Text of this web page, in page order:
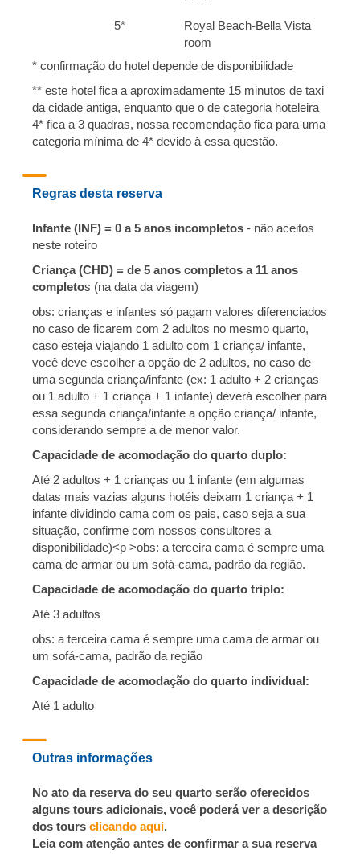
5*
Royal Beach-Bella Vista
room
* confirmação do hotel depende de disponibilidade
** este hotel fica a aproximadamente 15 minutos de taxi
da cidade antiga, enquanto que o de categoria hoteleira
4* fica a 3 quadras, nossa recomendação fica para uma
categoria mínima de 4* devido à essa questão.
Regras desta reserva
Infante (INF) = 0 a 5 anos incompletos - não aceitos
neste roteiro
Criança (CHD) = de 5 anos completos a 11 anos
completos (na data da viagem)
obs: crianças e infantes só pagam valores diferenciados
no caso de ficarem com 2 adultos no mesmo quarto,
caso esteja viajando 1 adulto com 1 criança/ infante,
você deve escolher a opção de 2 adultos, no caso de
uma segunda criança/infante (ex: 1 adulto + 2 crianças
ou 1 adulto + 1 criança + 1 infante) deverá escolher para
essa segunda criança/infante a opção criança/ infante,
considerando sempre a de menor valor.
Capacidade de acomodação do quarto duplo:
Até 2 adultos + 1 crianças ou 1 infante (em algumas
datas mais vazias alguns hotéis deixam 1 criança + 1
infante dividindo cama com os pais, caso seja a sua
situação, confirme com nossos consultores a
disponibilidade)<p >obs: a terceira cama é sempre uma
cama de armar ou um sofá-cama, padrão da região.
Capacidade de acomodação do quarto triplo:
Até 3 adultos
obs: a terceira cama é sempre uma cama de armar ou
um sofá-cama, padrão da região
Capacidade de acomodação do quarto individual:
Até 1 adulto
Outras informações
No ato da reserva do seu quarto serão oferecidos
alguns tours adicionais, você poderá ver a descrição
dos tours clicando aqui.
Leia com atenção antes de confirmar a sua reserva